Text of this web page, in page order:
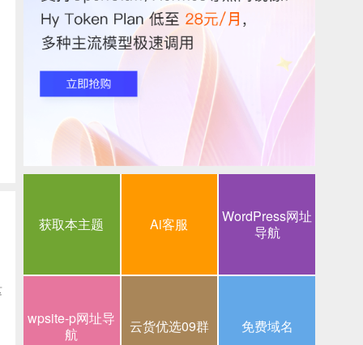
获取本主题 Ai客服
WordPress网址
导航
wpsite-p网址导
航
云货优选09群 免费域名